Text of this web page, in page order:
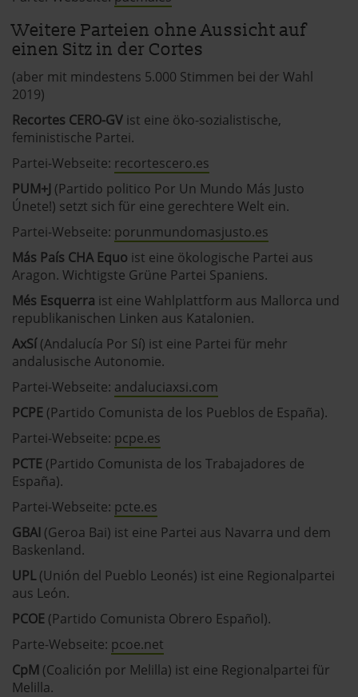
Weitere Parteien ohne Aussicht auf
einen Sitz in der Cortes
(aber mit mindestens 5.000 Stimmen bei der Wahl
2019)
Recortes CERO-GV ist eine öko-sozialistische,
feministische Partei.
Partei-Webseite: recortescero.es
PUM+J (Partido politico Por Un Mundo Más Justo
Únete!) setzt sich für eine gerechtere Welt ein.
Partei-Webseite: porunmundomasjusto.es
Más País CHA Equo ist eine ökologische Partei aus
Aragon. Wichtigste Grüne Partei Spaniens.
Més Esquerra ist eine Wahlplattform aus Mallorca und
republikanischen Linken aus Katalonien.
AxSí(Andalucía Por Sí) ist eine Partei für mehr
andalusische Autonomie.
Partei-Webseite: andaluciaxsi.com
PCPE (Partido Comunista de los Pueblos de España).
Partei-Webseite: pcpe.es
PCTE (Partido Comunista de los Trabajadores de
España).
Partei-Webseite: pcte.es
GBAI (Geroa Bai) ist eine Partei aus Navarra und dem
Baskenland.
UPL(Unión del Pueblo Leonés) ist eine Regionalpartei
aus León.
PCOE (Partido Comunista Obrero Español).
Parte-Webseite: pcoe.net
CpM (Coalición por Melilla) ist eine Regionalpartei für
Melilla.